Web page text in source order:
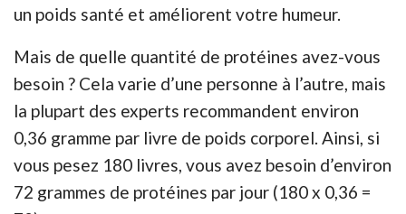
un poids santé et améliorent votre humeur.
Mais de quelle quantité de protéines avez-vous
besoin ? Cela varie d’une personne à l’autre, mais
la plupart des experts recommandent environ
0,36 gramme par livre de poids corporel. Ainsi, si
vous pesez 180 livres, vous avez besoin d’environ
72 grammes de protéines par jour (180 x 0,36 =